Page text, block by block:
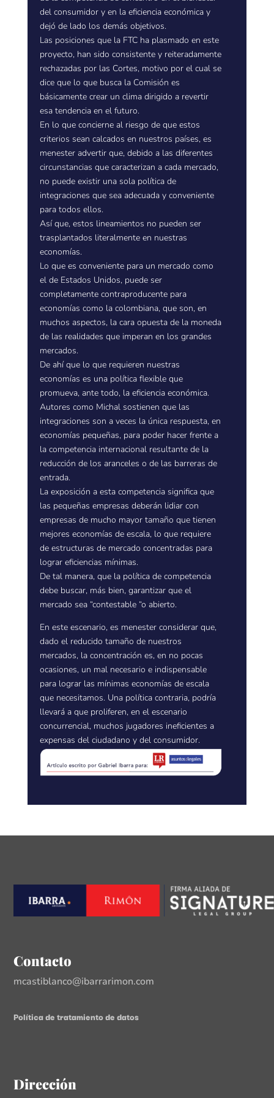
del consumidor y en la eficiencia económica y
dejó de lado los demás objetivos.
Las posiciones que la FTC ha plasmado en este
proyecto, han sido consistente y reiteradamente
rechazadas por las Cortes, motivo por el cual se
dice que lo que busca la Comisión es
básicamente crear un clima dirigido a revertir
esa tendencia en el futuro.
En lo que concierne al riesgo de que estos
criterios sean calcados en nuestros países, es
menester advertir que, debido a las diferentes
circunstancias que caracterizan a cada mercado,
no puede existir una sola política de
integraciones que sea adecuada y conveniente
para todos ellos.
Así que, estos lineamientos no pueden ser
trasplantados literalmente en nuestras
economías.
Lo que es conveniente para un mercado como
el de Estados Unidos, puede ser
completamente contraproducente para
economías como la colombiana, que son, en
muchos aspectos, la cara opuesta de la moneda
de las realidades que imperan en los grandes
mercados.
De ahí que lo que requieren nuestras
economías es una política flexible que
promueva, ante todo, la eficiencia económica.
Autores como Michal sostienen que las
integraciones son a veces la única respuesta, en
economías pequeñas, para poder hacer frente a
la competencia internacional resultante de la
reducción de los aranceles o de las barreras de
entrada.
La exposición a esta competencia significa que
las pequeñas empresas deberán lidiar con
empresas de mucho mayor tamaño que tienen
mejores economías de escala, lo que requiere
de estructuras de mercado concentradas para
lograr eficiencias mínimas.
De tal manera, que la política de competencia
debe buscar, más bien, garantizar que el
mercado sea “contestable “o abierto.
En este escenario, es menester considerar que,
dado el reducido tamaño de nuestros
mercados, la concentración es, en no pocas
ocasiones, un mal necesario e indispensable
para lograr las mínimas economías de escala
que necesitamos. Una política contraria, podría
llevará a que proliferen, en el escenario
concurrencial, muchos jugadores ineficientes a
expensas del ciudadano y del consumidor.
Contacto
mcastiblanco@ibarrarimon.com
Política de tratamiento de datos
Dirección